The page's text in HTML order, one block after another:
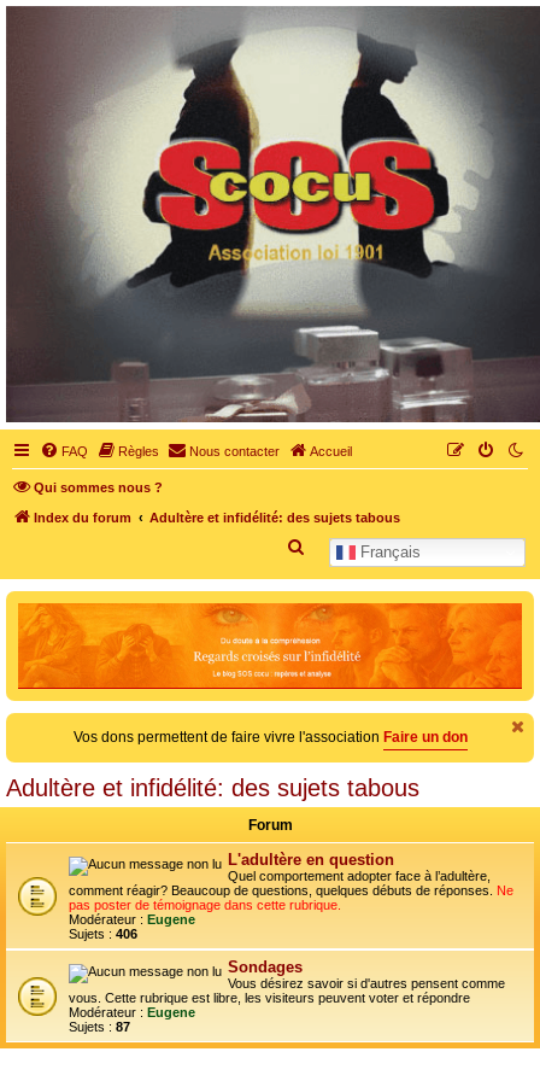
SOS cocu
SOS cocu est une association loi 1901 dont l'objet est le soutien aux victimes d'adultère.
Pouvoir parler, se confier, recevoir un soutien moral pour traverser une situation
personnelle douloureuse
FAQ Règles Nous contacter Accueil
Qui sommes nous ?
Index du forum Adultère et infidélité: des sujets tabous
Français
c
e
r
e
r
Vos dons permettent de faire vivre l'association Faire un don
Adultère et infidélité: des sujets tabous
Forum
L'adultère en question
Quel comportement adopter face à l’adultère,
comment réagir? Beaucoup de questions, quelques débuts de réponses. Ne
pas poster de témoignage dans cette rubrique.
Modérateur : Eugene
Sujets : 406
Sondages
Vous désirez savoir si d'autres pensent comme
vous. Cette rubrique est libre, les visiteurs peuvent voter et répondre
Modérateur : Eugene
Sujets : 87